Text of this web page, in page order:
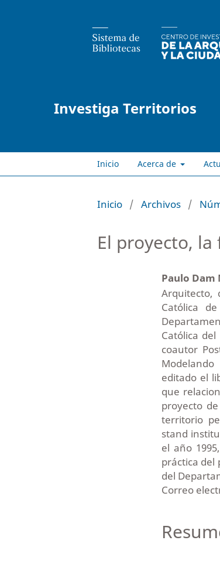
Investiga Territorios
Inicio Acerca de
Inicio / Archivos /
El proyecto,
Paulo Dam
Arquitecto,
Católica
Católica
coautor
editado el
que
proyecto
territorio
stand
el año
práctica del
del
Correo